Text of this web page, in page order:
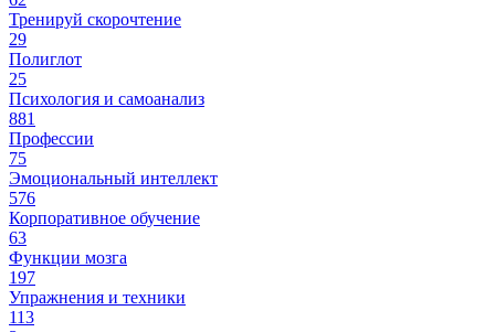
Тренируй скорочтение
29
Полиглот
25
Психология и самоанализ
881
Профессии
75
Эмоциональный интеллект
576
Корпоративное обучение
63
Функции мозга
197
Упражнения и техники
113